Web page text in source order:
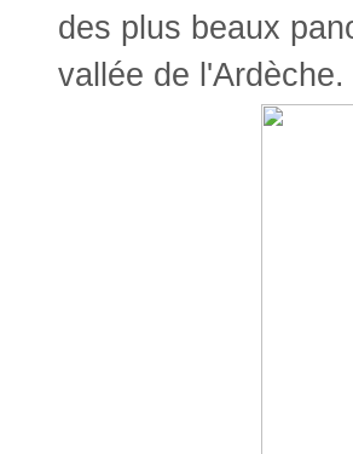
des plus beaux
vallée de l'Ardèche.